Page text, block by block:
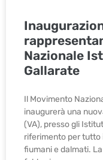
Nazionale
Gallarate
Il Movimento
inaugurerà una
(VA), presso gli
riferimento per tutto
fiumani e dalmati.